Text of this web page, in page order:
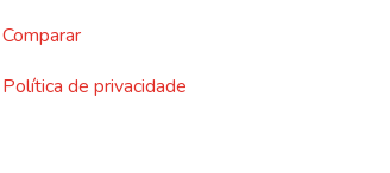
Comparar
Política de privacidade